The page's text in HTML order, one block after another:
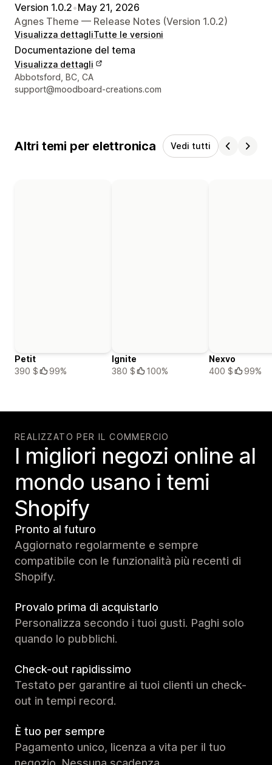
Version 1.0.2•May 21, 2026
Agnes Theme — Release Notes (Version 1.0.2)
Visualizza dettagliTutte le versioni
Documentazione del tema
Visualizza dettagli
Recapiti del designer
Abbotsford, BC, CA
support@moodboard-creations.com
Altri temi per elettronica Vedi tutti
Petit
390 $
99%
Ignite
380 $
100%
Nexvo
400 $
99%
REALIZZATO PER IL COMMERCIO
I migliori negozi online al
mondo usano i temi
Shopify
Pronto al futuro
Aggiornato regolarmente e sempre
compatibile con le funzionalità più recenti di
Shopify.
Provalo prima di acquistarlo
Personalizza secondo i tuoi gusti. Paghi solo
quando lo pubblichi.
Check-out rapidissimo
Testato per garantire ai tuoi clienti un check-
out in tempi record.
È tuo per sempre
Pagamento unico, licenza a vita per il tuo